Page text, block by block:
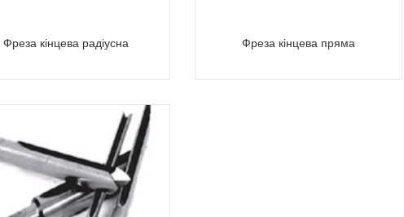
Фреза кінцева радіусна Фреза кінцева пряма